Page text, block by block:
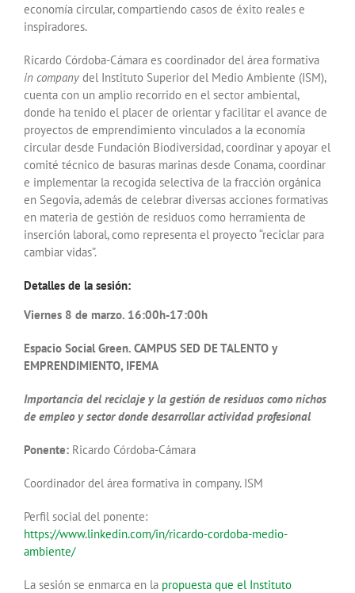
economía circular, compartiendo casos de éxito reales e
inspiradores.
Ricardo Córdoba-Cámara es coordinador del área formativa
in companydel Instituto Superior del Medio Ambiente (ISM),
cuenta con un amplio recorrido en el sector ambiental,
donde ha tenido el placer de orientar y facilitar el avance de
proyectos de emprendimiento vinculados a la economía
circular desde Fundación Biodiversidad, coordinar y apoyar el
comité técnico de basuras marinas desde Conama, coordinar
e implementar la recogida selectiva de la fracción orgánica
en Segovia, además de celebrar diversas acciones formativas
en materia de gestión de residuos como herramienta de
inserción laboral, como representa el proyecto “reciclar para
cambiar vidas”.
Detalles de la sesión:
Viernes 8 de marzo. 16:00h-17:00h
Espacio Social Green. CAMPUS SED DE TALENTO y
EMPRENDIMIENTO, IFEMA
Importancia del reciclaje y la gestión de residuos como nichos
de empleo y sector donde desarrollar actividad profesional
Ponente:Ricardo Córdoba-Cámara
Coordinador del área formativa in company. ISM
Perfil social del ponente:
https://www.linkedin.com/in/ricardo-cordoba-medio-
ambiente/
La sesión se enmarca en la propuesta que el Instituto